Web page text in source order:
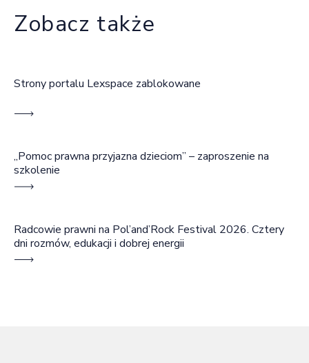
Zobacz także
Strony portalu Lexspace zablokowane
„Pomoc prawna przyjazna dzieciom” – zaproszenie na
szkolenie
Radcowie prawni na Pol’and’Rock Festival 2026. Cztery
dni rozmów, edukacji i dobrej energii